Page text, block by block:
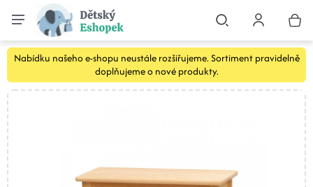
Nabídku našeho e-shopu neustále rozšiřujeme. Sortiment pravidelně
doplňujeme o nové produkty.